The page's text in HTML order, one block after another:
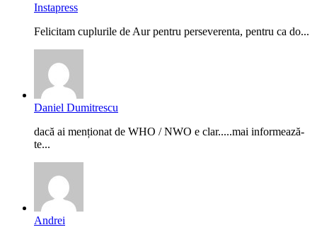
Instapress
Felicitam cuplurile de Aur pentru perseverenta, pentru ca do...
Daniel Dumitrescu
dacă ai menționat de WHO / NWO e clar.....mai informează-
te...
Andrei